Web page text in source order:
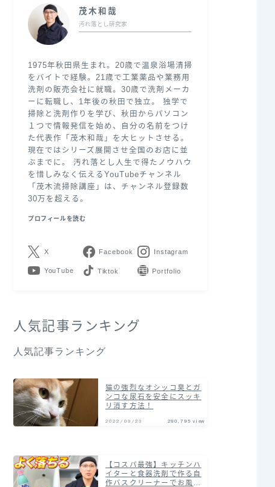
茂木和哉
汚れ落とし研究家
1975年秋田県生まれ。20歳で温泉浴場清掃
をバイトで経験。21歳で工業薬品や業務用
洗剤の販売会社に就職。30歳で洗剤メーカ
ーに転職し、1年後の秋田で独立。 独学で
掃除と洗剤作りを学び、秋田からパソコン
１つで情報発信を始め、自分の名前をつけ
た代表作「茂木和哉」を大ヒットさせる。
現在ではシリーズ展開させ全国のお店に並
ぶまでに。 汚れ落とし人生で得たノウハウ
を惜しみなく伝えるYouTubeチャンネル
「茂木流掃除講座」は、チャンネル登録数
30万を超える。
プロフィールを読む
X Facebook Instagram
YouTube LINE Contact
人気記事ランキング
人気記事ランキング
猫の強烈なオシッコ臭とガ
ンコな尿石を安全にスッキ
リ消す方法！
2022/09/23 290,795 view
【コスパ最強】キッチンハ
イターと食器洗剤で作る自
作バスクリーナーでお風呂